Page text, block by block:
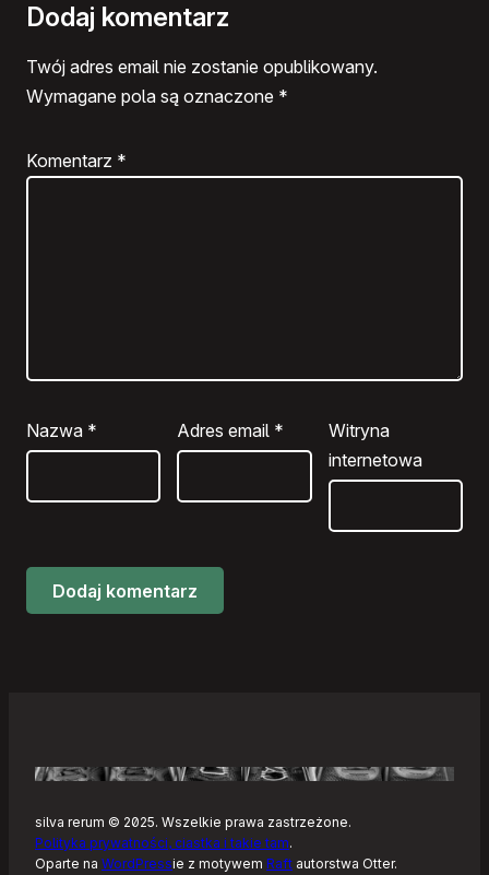
Dodaj komentarz
Twój adres email nie zostanie opublikowany.
Wymagane pola są oznaczone *
Komentarz *
Nazwa * Adres email *
Witryna
internetowa
silva rerum © 2025. Wszelkie prawa zastrzeżone.
Polityka prywatności, ciastka i takie tam.
Oparte na WordPressie z motywem Raft autorstwa Otter.